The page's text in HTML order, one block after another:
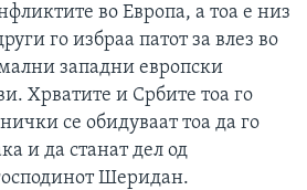
во Европа, а тоа е низ
го избраа патот за влез во
западни европски
Хрватите и Србите тоа го
се обидуваат тоа да го
и да станат дел од
Шеридан.